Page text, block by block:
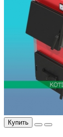
Купить